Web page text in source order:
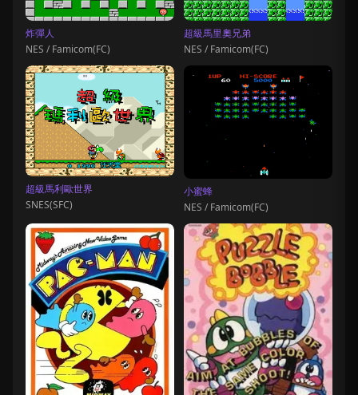
炸彈人
NES / Famicom(FC)
超級馬里奧兄弟
NES / Famicom(FC)
超級馬利歐世界
SNES(SFC)
小蜜蜂
NES / Famicom(FC)